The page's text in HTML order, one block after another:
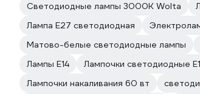
Светодиодные лампы 3000К Wolta
Лампа E27 светодиодная
Матово-белые светодиодные лампы
Лампы E14
Лампочки светодиодные
Лампочки накаливания 60 вт